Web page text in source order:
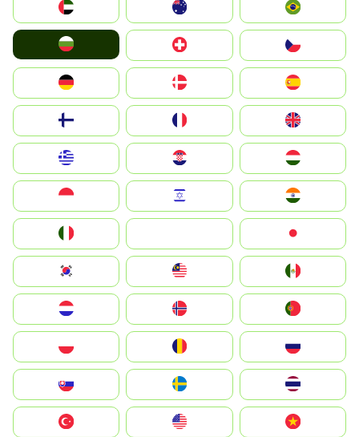
الإمارات العربية المتحدة
Switzerland
Deutschland
United Kingdom
Magyarország
South Korea
United States